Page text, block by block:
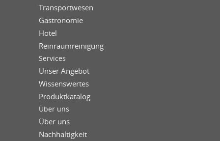
Transportwesen
Gastronomie
Hotel
Reinraumreinigung
Services
Unser Angebot
Wissenswertes
Produktkatalog
Über uns
Über uns
Nachhaltigkeit